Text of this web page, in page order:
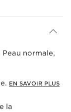
Peau normale,
EN SAVOIR PLUS
la